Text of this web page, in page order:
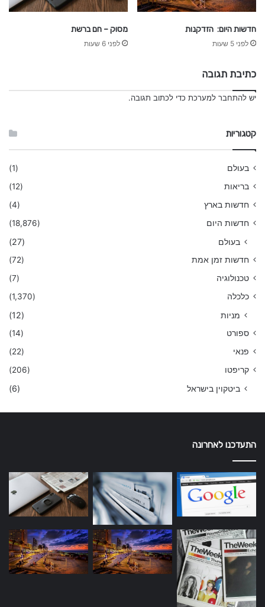
חדשות היום: הזדקנות
לפני 5 שעות
מסוק – חם ברשת
לפני 6 שעות
כתיבת תגובה
יש להתחבר למערכת כדי לכתוב תגובה.
קטגוריות
בעולם
(1)
בריאות
(12)
חדשות בארץ
(4)
חדשות היום
(18,876)
בעולם (27)
חדשות זמן אמת
(72)
טכנולוגיה
(7)
כלכלה
(1,370)
מניות (12)
ספורט
(14)
פנאי
(22)
קריפטו
(206)
ביטקוין בישראל (6)
התעדכנו לאחרונה